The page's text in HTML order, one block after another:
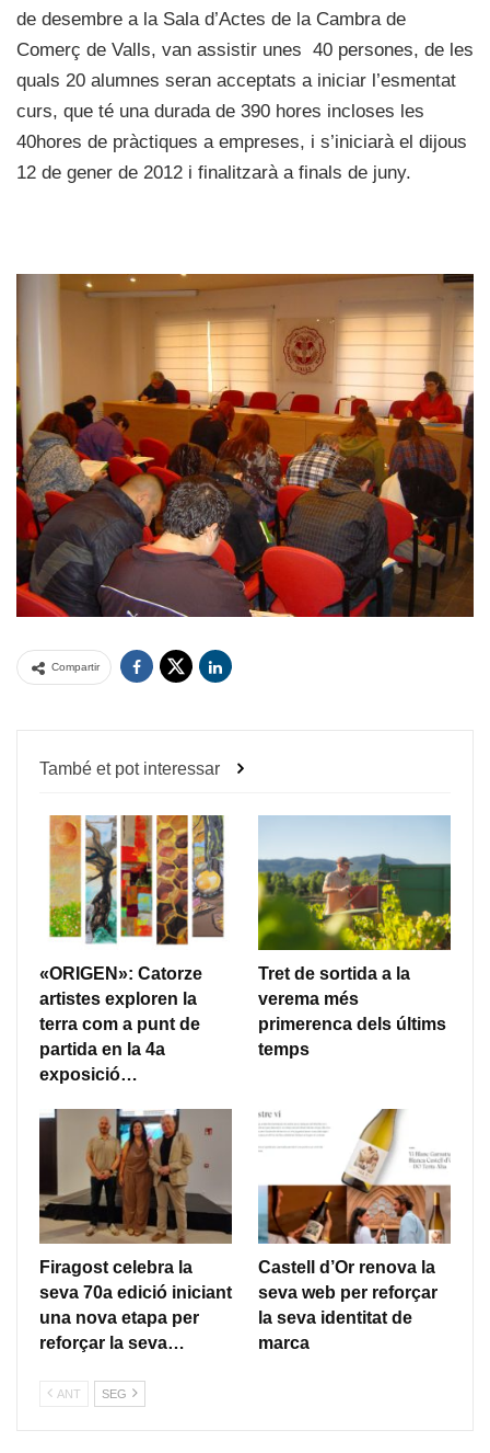
de desembre a la Sala d’Actes de la Cambra de
Comerç de Valls, van assistir unes 40 persones, de les
quals 20 alumnes seran acceptats a iniciar l’esmentat
curs, que té una durada de 390 hores incloses les
40hores de pràctiques a empreses, i s’iniciarà el dijous
12 de gener de 2012 i finalitzarà a finals de juny.
Compartir
També et pot interessar
«ORIGEN»: Catorze
artistes exploren la
terra com a punt de
partida en la 4a
exposició…
Tret de sortida a la
verema més
primerenca dels últims
temps
Firagost celebra la
seva 70a edició iniciant
una nova etapa per
reforçar la seva…
Castell d’Or renova la
seva web per reforçar
la seva identitat de
marca
ANT SEG